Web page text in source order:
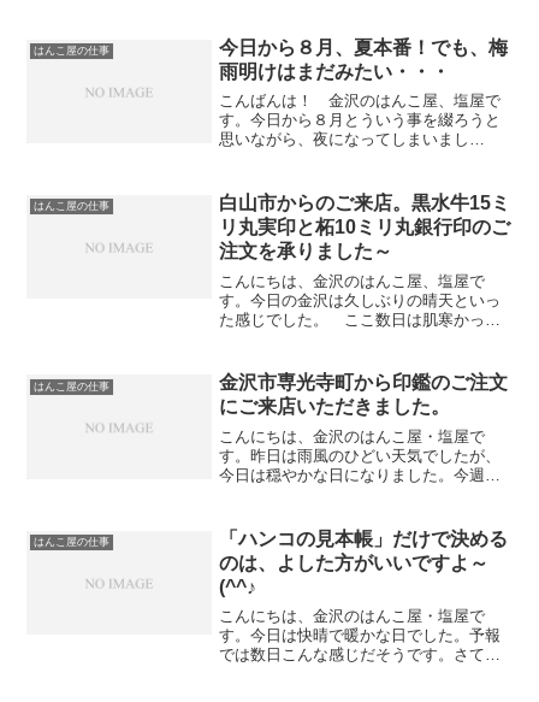
はんこ１本で、実印、銀行印、認印を全
て兼用されている方が非常に...
はんこ屋の仕事
今日から８月、夏本番！でも、梅
雨明けはまだみたい・・・
こんばんは！ 金沢のはんこ屋、塩屋で
す。今日から８月とういう事を綴ろうと
思いながら、夜になってしまいまし
うのは印鑑と同じで人様のお名前（文
字）を書く事は勉強になります。...
はんこ屋の仕事
白山市からのご来店。黒水牛15ミ
リ丸実印と柘10ミリ丸銀行印のご
注文を承りました～
こんにちは、金沢のはんこ屋、塩屋で
す。今日の金沢は久しぶりの晴天といっ
た感じでした。 ここ数日は肌寒かった
近くになってご夫婦でご来店いただき、
印鑑のご注文をいただきま...
はんこ屋の仕事
金沢市専光寺町から印鑑のご注文
にご来店いただきました。
こんにちは、金沢のはんこ屋・塩屋で
す。昨日は雨風のひどい天気でしたが、
今日は穏やかな日になりました。今週
理しました。午後から女性の方がお二人
ご来店いただき「息子の印...
はんこ屋の仕事
「ハンコの見本帳」だけで決める
のは、よした方がいいですよ～
(^^♪
こんにちは、金沢のはんこ屋・塩屋で
す。今日は快晴で暖かな日でした。予報
では数日こんな感じだそうです。さて、